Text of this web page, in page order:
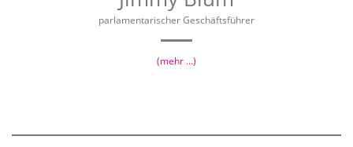
parlamentarischer Geschäftsführer
(mehr …)